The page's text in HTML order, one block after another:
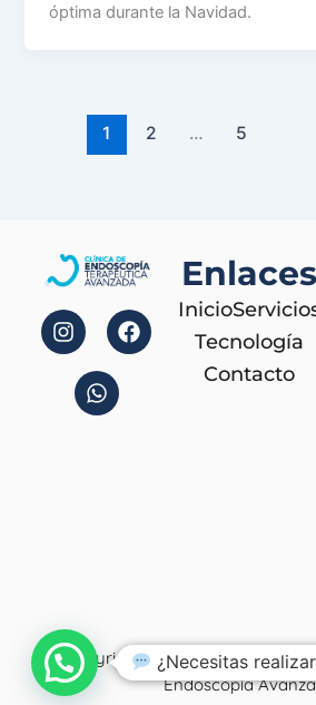
óptima durante la Navidad.
1 2 … 5
n
s
g
a
c
h
a
t
s
a
Enlaces
Inicio
Tecnología
Contacto
Copyright © 2024. All rights
Endoscopía
¿Necesitas